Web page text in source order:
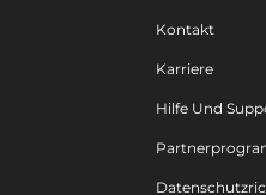
Kontakt
Karriere
Hilfe Und